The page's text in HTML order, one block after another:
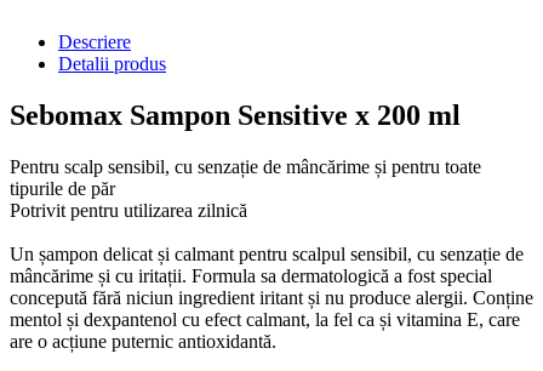
Descriere
Detalii produs
Sebomax Sampon Sensitive x 200 ml
Pentru scalp sensibil, cu senzație de mâncărime și pentru toate
tipurile de păr
Potrivit pentru utilizarea zilnică
Un șampon delicat și calmant pentru scalpul sensibil, cu senzație de
mâncărime și cu iritații. Formula sa dermatologică a fost special
concepută fără niciun ingredient iritant și nu produce alergii. Conține
mentol și dexpantenol cu efect calmant, la fel ca și vitamina E, care
are o acțiune puternic antioxidantă.